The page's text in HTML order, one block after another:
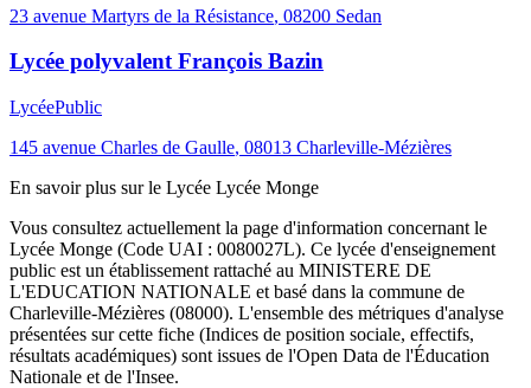
23 avenue Martyrs de la Résistance, 08200 Sedan
Lycée polyvalent François Bazin
LycéePublic
145 avenue Charles de Gaulle, 08013 Charleville-Mézières
En savoir plus sur le Lycée Lycée Monge
Vous consultez actuellement la page d'information concernant le
Lycée Monge (Code UAI : 0080027L). Ce lycée d'enseignement
public est un établissement rattaché au MINISTERE DE
L'EDUCATION NATIONALE et basé dans la commune de
Charleville-Mézières (08000). L'ensemble des métriques d'analyse
présentées sur cette fiche (Indices de position sociale, effectifs,
résultats académiques) sont issues de l'Open Data de l'Éducation
Nationale et de l'Insee.